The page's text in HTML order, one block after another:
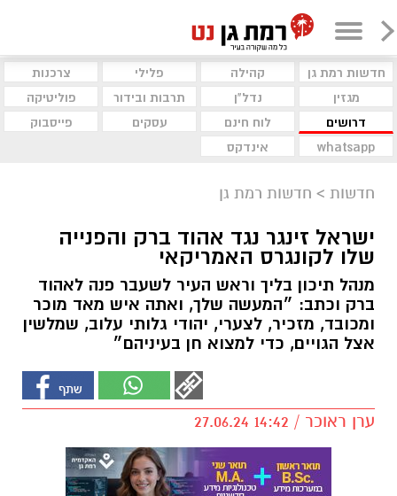
חדשות רמת גן קהילה פלילי
צרכנות
מגזין
נדל"ן תרבות ובידור
פוליטיקה
דרושים
לוח חינם עסקים
פייסבוק
whatsapp
אינדקס
חדשות > חדשות רמת גן
ישראל זינגר נגד אהוד ברק והפנייה
שלו לקונגרס האמריקאי
מנהל תיכון בליך וראש העיר לשעבר פנה לאהוד
ברק וכתב: ״המעשה שלך, ואתה איש מאד מוכר
ומכובד, מזכיר, לצערי, יהודי גלותי עלוב, שמלשין
אצל הגויים, כדי למצוא חן בעיניהם״
ערן ראוכר / 14:42 27.06.24